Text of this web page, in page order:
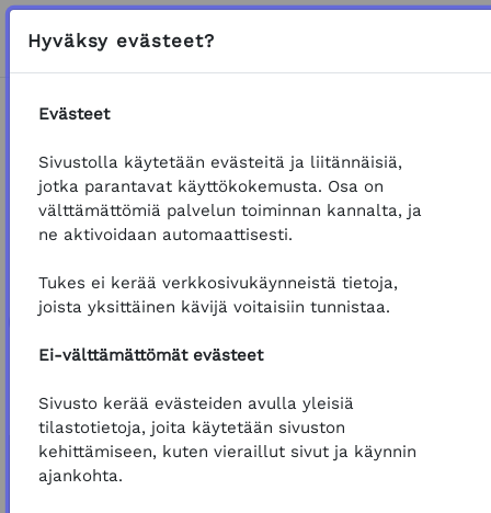
Siirry pääsisältöön
Sivupaneeli
Yleistä tuotteista
Tunnista rooli
Yleinen
Palautekysely
Palautekysely
Takaisin koulutuksen etusivulle
Palautekysely
Suorituksen vaatimukset
Hyväksy evästeet?
Evästeet
Sivustolla käytetään evästeitä ja liitännäisiä,
jotka parantavat käyttökokemusta. Osa on
välttämättömiä palvelun toiminnan kannalta, ja
ne aktivoidaan automaattisesti.
Tukes ei kerää verkkosivukäynneistä tietoja,
joista yksittäinen kävijä voitaisiin tunnistaa.
Ei-välttämättömät evästeet
Sivusto kerää evästeiden avulla yleisiä
tilastotietoja, joita käytetään sivuston
kehittämiseen, kuten vieraillut sivut ja käynnin
ajankohta.